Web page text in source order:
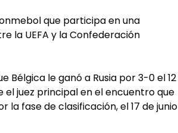
que participa en una
la UEFA y la Confederación
le ganó a Rusia por 3-0 el 12
el juez principal en el encuentro que
la fase de clasificación, el 17 de junio